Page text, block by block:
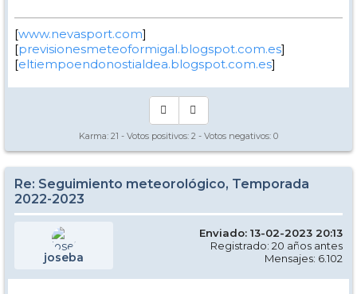
[www.nevasport.com]
[previsionesmeteoformigal.blogspot.com.es]
[eltiempoendonostialdea.blogspot.com.es]
Karma: 21 - Votos positivos: 2 - Votos negativos: 0
Re: Seguimiento meteorológico, Temporada
2022-2023
joseba
Enviado: 13-02-2023 20:13
Registrado: 20 años antes
Mensajes: 6.102